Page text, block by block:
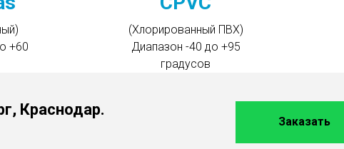
+60
(Хлорированный ПВХ)
Диапазон -40 до +95
градусов
Краснодар.
Заказать